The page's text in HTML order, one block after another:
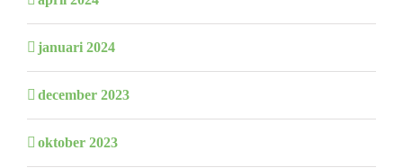
januari 2024
december 2023
oktober 2023